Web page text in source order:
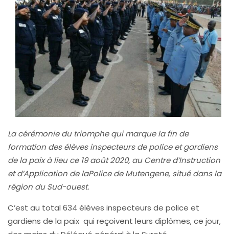
La cérémonie du triomphe qui marque la fin de
formation des élèves inspecteurs de police et gardiens
de la paix à lieu ce 19 août 2020, au Centre d’Instruction
et d’Application de laPolice de Mutengene, situé dans la
région du Sud-ouest.
C’est au total 634 élèves inspecteurs de police et
gardiens de la paix qui reçoivent leurs diplômes, ce jour,